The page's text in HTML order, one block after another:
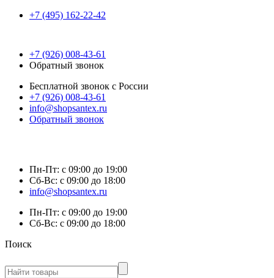
+7 (495) 162-22-42
+7 (926) 008-43-61
Обратный звонок
Бесплатной звонок с России
+7 (926) 008-43-61
info@shopsantex.ru
Обратный звонок
Пн-Пт: с 09:00 до 19:00
Сб-Вс: с 09:00 до 18:00
info@shopsantex.ru
Пн-Пт: с 09:00 до 19:00
Сб-Вс: с 09:00 до 18:00
Поиск